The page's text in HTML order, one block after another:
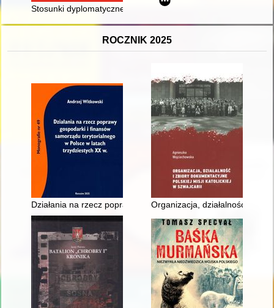
Stosunki dyplomatyczne między Polską a Litwą 1938-1940 :
ROCZNIK 2025
Działania na rzecz poprawy gospodarki i finansów
Organizacja, działalność i